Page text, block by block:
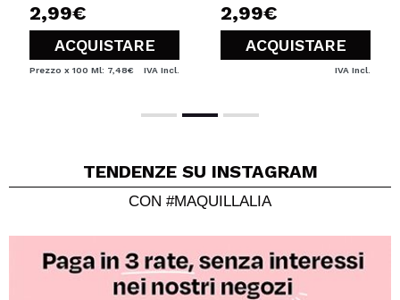
2,99€
ACQUISTARE
Prezzo x 100 Ml: 7,48€ IVA Incl.
2,99€
ACQUISTARE
IVA Incl.
TENDENZE SU INSTAGRAM
CON #MAQUILLALIA